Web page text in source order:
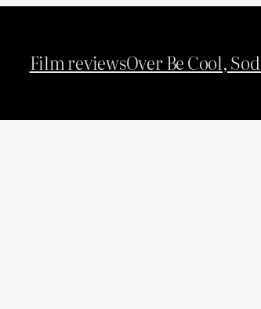
Film reviewsOver Be Cool,